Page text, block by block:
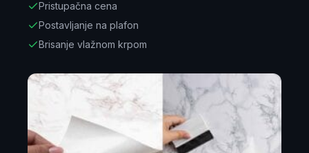
Pristupačna cena
Postavljanje na plafon
Brisanje vlažnom krpom